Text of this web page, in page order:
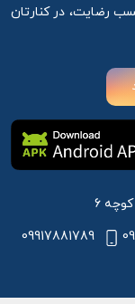
رضایت، در کنارتان
6
09917881789